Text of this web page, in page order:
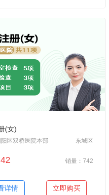
＋加入对比
(女)
区双桥医院本部 东城区
销量：742
详情 立即购买